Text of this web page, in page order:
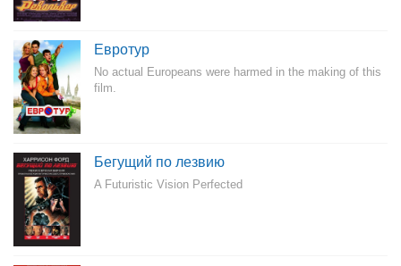
Евротур
No actual Europeans were harmed in the making of this
film.
Бегущий по лезвию
A Futuristic Vision Perfected